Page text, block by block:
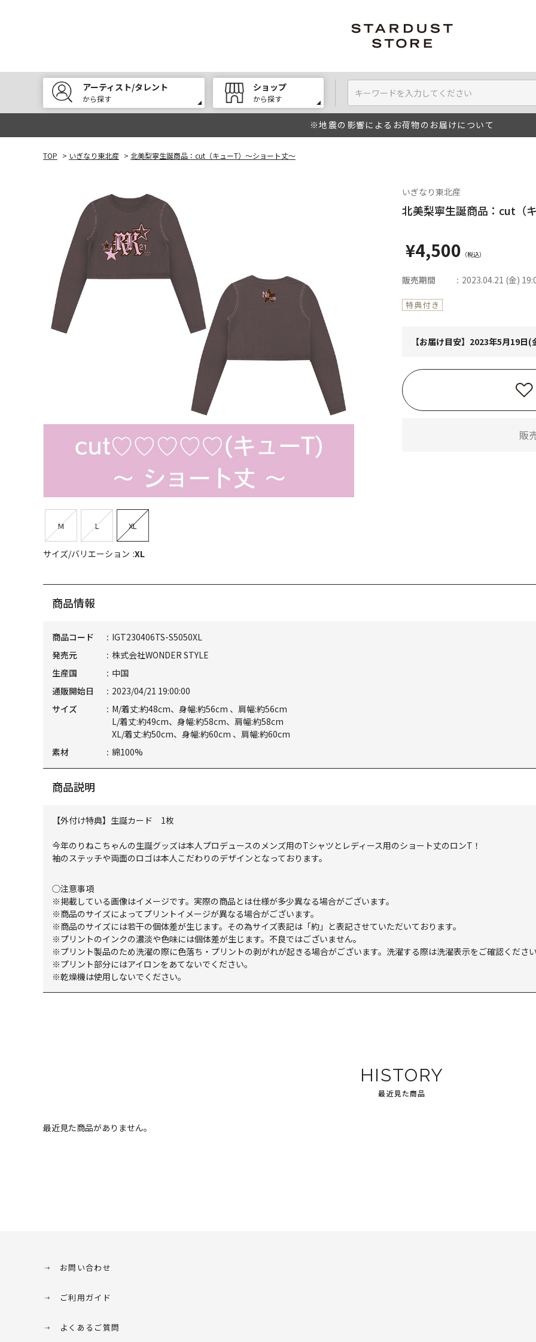
アーティスト/タレント
から探す
ショップ
から探す
※地震の影響によるお荷物のお届けについて
TOP > いぎなり東北産 > 北美梨寧生誕商品：cut（キューT）～ショート丈～
M L XL
サイズ/バリエーション XL
いぎなり東北産
北美梨寧生誕商品：cut（
¥4,500
販売期間 2023.04.21 (金)
【お届け目安】2023年5月19日
販
商品情報
商品コード
IGT230406TS-S5050XL
発売元
株式会社WONDER STYLE
生産国
中国
通販開始日
2023/04/21 19:00:00
サイズ
M/着丈:約48cm、身幅:約56cm 、肩幅:約56cm
L/着丈:約49cm、身幅:約58cm、肩幅:約58cm
XL/着丈:約50cm、身幅:約60cm 、肩幅:約60cm
素材
綿100%
商品説明
【外付け特典】生誕カード 1枚
今年のりねこちゃんの生誕グッズは本人プロデュースのメンズ用のTシャツとレディース用のショート丈のロンT！
袖のステッチや両面のロゴは本人こだわりのデザインとなっております。
◯注意事項
※掲載している画像はイメージです。実際の商品とは仕様が多少異なる場合がございます。
※商品のサイズによってプリントイメージが異なる場合がございます。
※商品のサイズには若干の個体差が生じます。その為サイズ表記は「約」と表記させていただいております。
※プリントのインクの濃淡や色味には個体差が生じます。不良ではございません。
※プリント製品のため洗濯の際に色落ち・プリントの剥がれが起きる場合がございます。洗濯する際は洗濯表示をご確認くださ
※プリント部分にはアイロンをあてないでください。
※乾燥機は使用しないでください。
HISTORY
最近見た商品
最近見た商品がありません。
お問い合わせ
ご利用ガイド
よくあるご質問